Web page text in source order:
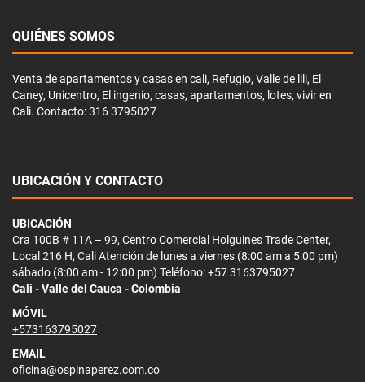
QUIÉNES SOMOS
Venta de apartamentos y casas en cali, Refugio, Valle de lili, El
Caney, Unicentro, El ingenio, casas, apartamentos, lotes, vivir en
Cali. Contacto: 316 3795027
UBICACIÓN Y CONTACTO
UBICACIÓN
Cra 100B # 11A – 99, Centro Comercial Holguines Trade Center,
Local 216 H, Cali Atención de lunes a viernes (8:00 am a 5:00 pm)
sábado (8:00 am - 12:00 pm) Teléfono: +57 3163795027
Cali - Valle del Cauca - Colombia
MÓVIL
+573163795027
EMAIL
oficina@ospinaperez.com.co